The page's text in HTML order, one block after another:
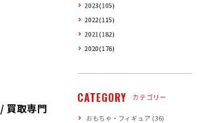
/ 買取専門
2023(105)
2022(115)
2021(182)
2020(176)
CATEGORY カテゴリー
おもちゃ・フィギュア (36)